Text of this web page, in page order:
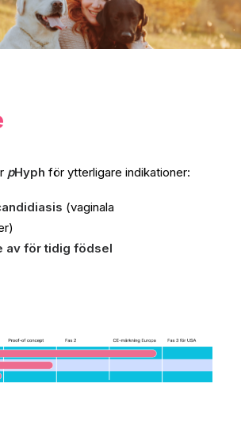
pHyph för ytterligare indikationer:
(vaginala
av för tidig födsel